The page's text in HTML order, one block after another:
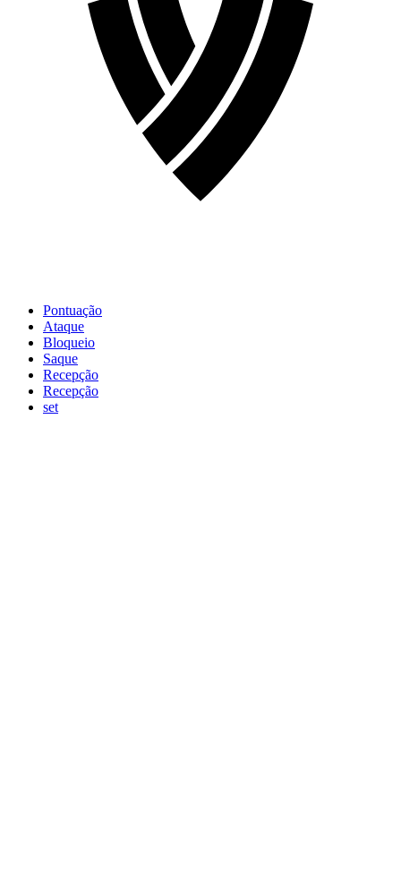
Pontuação
Ataque
Bloqueio
Saque
Recepção
Recepção
set